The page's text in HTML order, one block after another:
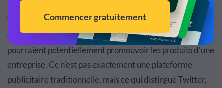
Twitter brille lorsqu'il s'agit de permettre aux utilisateurs
de seconnecter avec des personnes influentes qui
pourraient potentiellement promouvoir les produits d'une
entreprise. Ce n'est pas exactement une plateforme
publicitaire traditionnelle, mais ce qui distingue Twitter,